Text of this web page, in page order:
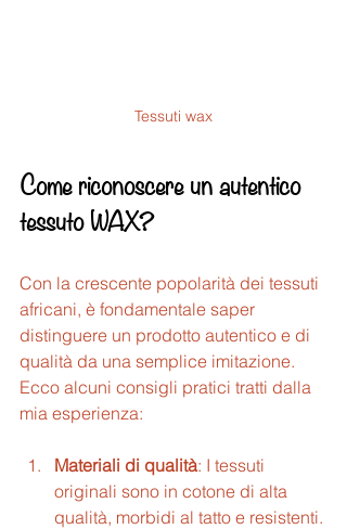
Tessuti wax
Come riconoscere un autentico
tessuto WAX?
Con la crescente popolarità dei tessuti
africani, è fondamentale saper
distinguere un prodotto autentico e di
qualità da una semplice imitazione.
Ecco alcuni consigli pratici tratti dalla
mia esperienza:
Materiali di qualità: I tessuti
originali sono in cotone di alta
qualità, morbidi al tatto e resistenti.